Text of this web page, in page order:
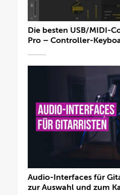
Die besten USB/MIDI-
Pro – Controller-
Audio-Interfaces für
zur Auswahl und zum